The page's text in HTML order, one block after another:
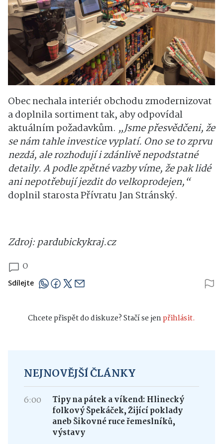
Obec nechala interiér obchodu zmodernizovat
a doplnila sortiment tak, aby odpovídal
aktuálním požadavkům. „Jsme přesvědčeni, že
se nám tahle investice vyplatí. Ono se to zprvu
nezdá, ale rozhodují i zdánlivě nepodstatné
detaily. A podle zpětné vazby víme, že pak lidé
ani nepotřebují jezdit do velkoprodejen,“
doplnil starosta Přívratu Jan Stránský.
Zdroj: pardubickykraj.cz
0
Sdílejte
Chcete přispět do diskuze? Stačí se jenpřihlásit.
NEJNOVĚJŠÍ ČLÁNKY
6:00
Tipy na pátek a víkend: Hlinecký
folkový Špekáček, Žijící poklady
aneb Šikovné ruce řemeslníků,
výstavy